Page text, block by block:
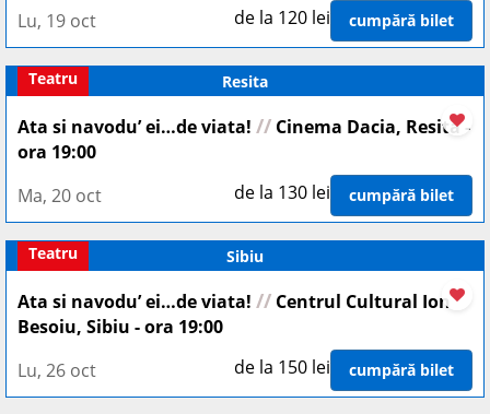
Lu, 19 oct
de la 120 lei cumpără bilet
Resita
Teatru
Ata si navodu’ ei…de viata! // Cinema Dacia, Resita -
ora 19:00
Ma, 20 oct
de la 130 lei cumpără bilet
Sibiu
Teatru
Ata si navodu’ ei…de viata! // Centrul Cultural Ion
Besoiu, Sibiu - ora 19:00
Lu, 26 oct
de la 150 lei cumpără bilet